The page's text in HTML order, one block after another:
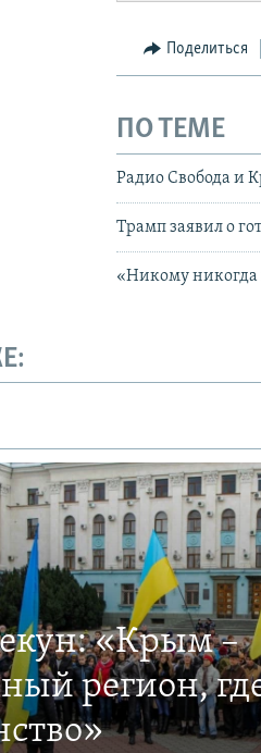
Поделиться
ПО ТЕМЕ
Радио Свобода и
Трамп заявил о
«Никому никогда
«Крым –
регион,